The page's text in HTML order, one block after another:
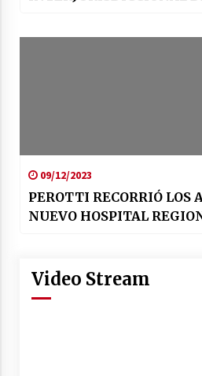
09/12/2023
PEROTTI RECORRIÓ LOS
NUEVO HOSPITAL
Video Stream